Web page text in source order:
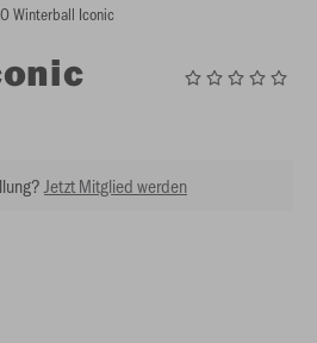
Winterball Iconic
Jetzt Mitglied werden